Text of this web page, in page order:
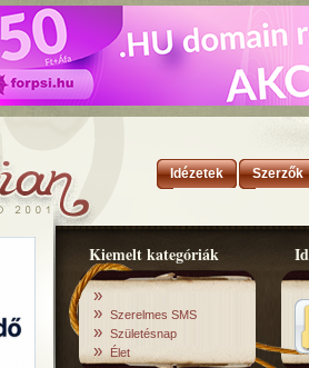
Idézetek Szerzők
Kiemelt kategóriák
»
» Szerelmes SMS
» Születésnap
» Élet